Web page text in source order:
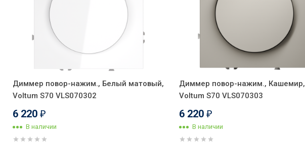
Диммер повор-нажим., Белый матовый,
Voltum S70 VLS070302
6 220 ₽
В наличии
Диммер повор-нажим., Кашемир,
Voltum S70 VLS070303
6 220 ₽
В наличии